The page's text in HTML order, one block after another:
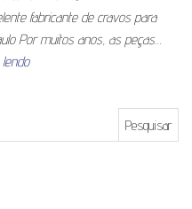
fabricante de cravos para
Por muitos anos, as peças…
lendo